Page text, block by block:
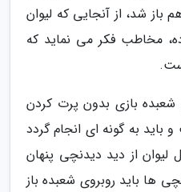
شد، از آنجایی که لیوان
مخاطب فکر می نماید که
شعبده بازی بدون پرت کردن
به گونه ای انجام گردد
از دید دیدنچی پنهان
ها باید روبروی شعبده باز